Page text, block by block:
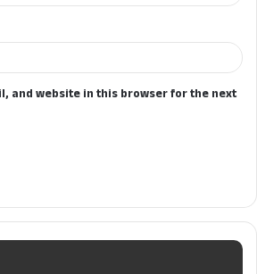
and website in this browser for the next